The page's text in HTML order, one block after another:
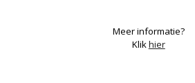
Meer informatie?
Klikhier